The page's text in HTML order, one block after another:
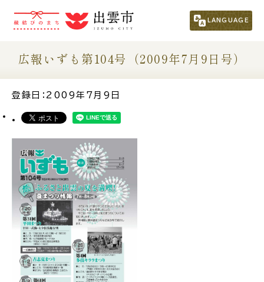
LANGUAGE
市民の方 （くらし・行政・議会）
事業者の方
観光される方
移住・定住をお考えの方
For Foreigners
外国人の方へ
新着情報一覧
ふるさと納税
広報いずも第104号（2009年7月9日号）
登録日：2009年7月9日